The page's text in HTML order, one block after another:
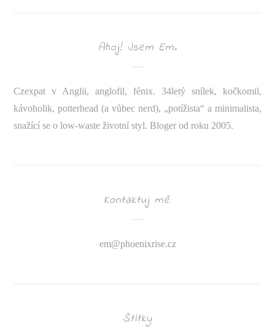
Ahoj! Jsem Em.
Czexpat v Anglii, anglofil, fénix. 34letý snílek, kočkomil,
kávoholik, potterhead (a vůbec nerd), „potížista“ a minimalista,
snažící se o low-waste životní styl. Bloger od roku 2005.
Kontaktuj mě:
em@phoenixrise.cz
Štítky